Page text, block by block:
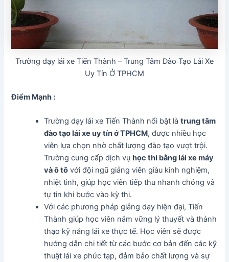
Trường dạy lái xe Tiến Thành – Trung Tâm Đào Tạo Lái Xe
Uy Tín Ở TPHCM
Điểm Mạnh :
Trường dạy lái xe Tiến Thành nổi bật làtrung tâm
đào tạo lái xe uy tín ở TPHCM, được nhiều học
viên lựa chọn nhờ chất lượng đào tạo vượt trội.
Trường cung cấp dịch vụ học thi bằng lái xe máy
và ô tô với đội ngũ giảng viên giàu kinh nghiệm,
nhiệt tình, giúp học viên tiếp thu nhanh chóng và
tự tin khi bước vào kỳ thi.
Với các phương pháp giảng dạy hiện đại, Tiến
Thành giúp học viên nắm vững lý thuyết và thành
thạo kỹ năng lái xe thực tế. Học viên sẽ được
hướng dẫn chi tiết từ các bước cơ bản đến các kỹ
thuật lái xe phức tạp, đảm bảo chất lượng và sự